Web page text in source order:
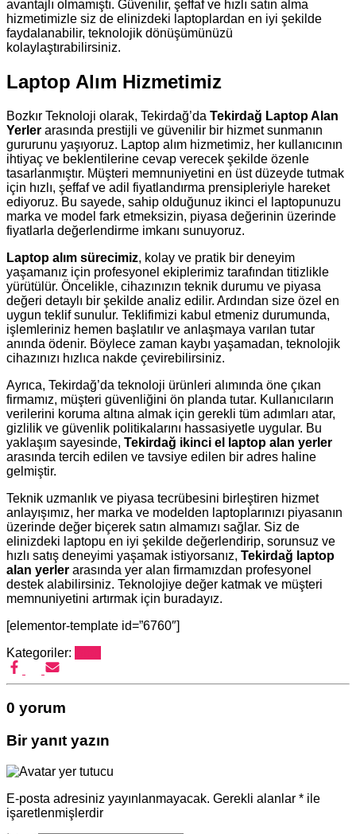
avantajlı olmamıştı. Güvenilir, şeffaf ve hızlı satın alma
hizmetimizle siz de elinizdeki laptoplardan en iyi şekilde
faydalanabilir, teknolojik dönüşümünüzü
kolaylaştırabilirsiniz.
Laptop Alım Hizmetimiz
Bozkır Teknoloji olarak, Tekirdağ’da Tekirdağ Laptop Alan
Yerler arasında prestijli ve güvenilir bir hizmet sunmanın
gururunu yaşıyoruz. Laptop alım hizmetimiz, her kullanıcının
ihtiyaç ve beklentilerine cevap verecek şekilde özenle
tasarlanmıştır. Müşteri memnuniyetini en üst düzeyde tutmak
için hızlı, şeffaf ve adil fiyatlandırma prensipleriyle hareket
ediyoruz. Bu sayede, sahip olduğunuz ikinci el laptopunuzu
marka ve model fark etmeksizin, piyasa değerinin üzerinde
fiyatlarla değerlendirme imkanı sunuyoruz.
Laptop alım sürecimiz, kolay ve pratik bir deneyim
yaşamanız için profesyonel ekiplerimiz tarafından titizlikle
yürütülür. Öncelikle, cihazınızın teknik durumu ve piyasa
değeri detaylı bir şekilde analiz edilir. Ardından size özel en
uygun teklif sunulur. Teklifimizi kabul etmeniz durumunda,
işlemleriniz hemen başlatılır ve anlaşmaya varılan tutar
anında ödenir. Böylece zaman kaybı yaşamadan, teknolojik
cihazınızı hızlıca nakde çevirebilirsiniz.
Ayrıca, Tekirdağ’da teknoloji ürünleri alımında öne çıkan
firmamız, müşteri güvenliğini ön planda tutar. Kullanıcıların
verilerini koruma altına almak için gerekli tüm adımları atar,
gizlilik ve güvenlik politikalarını hassasiyetle uygular. Bu
yaklaşım sayesinde, Tekirdağ ikinci el laptop alan yerler
arasında tercih edilen ve tavsiye edilen bir adres haline
gelmiştir.
Teknik uzmanlık ve piyasa tecrübesini birleştiren hizmet
anlayışımız, her marka ve modelden laptoplarınızı piyasanın
üzerinde değer biçerek satın almamızı sağlar. Siz de
elinizdeki laptopu en iyi şekilde değerlendirip, sorunsuz ve
hızlı satış deneyimi yaşamak istiyorsanız, Tekirdağ laptop
alan yerler arasında yer alan firmamızdan profesyonel
destek alabilirsiniz. Teknolojiye değer katmak ve müşteri
memnuniyetini artırmak için buradayız.
[elementor-template id=”6760″]
Kategoriler:
0 yorum
Bir yanıt yazın
E-posta adresiniz yayınlanmayacak. Gerekli alanlar * ile
işaretlenmişlerdir